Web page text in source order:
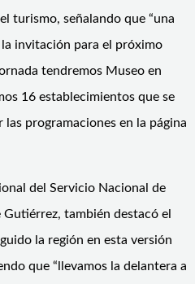
turismo, señalando que “una
la invitación para el próximo
tendremos Museo en
16 establecimientos que se
programaciones en la página
del Servicio Nacional de
también destacó el
la región en esta versión
que “llevamos la delantera a